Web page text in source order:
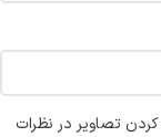
تصاویر در نظرات